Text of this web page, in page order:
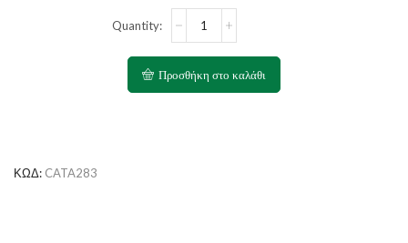
Catnip
Προσθήκη στο καλάθι
ΚΩΔ: CATA283